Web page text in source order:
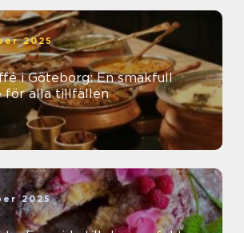
2025
i Göteborg: En smakfull
för alla tillfällen
2025